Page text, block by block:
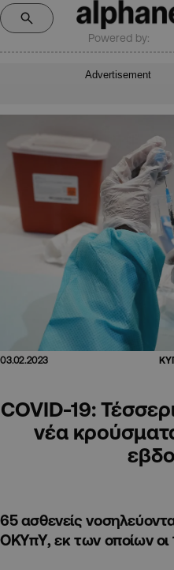
Powered by:
Advertisement
03.02.2023
COVID-19:
νέα
65 ασθενείς
ΟΚΥπΥ, εκ των οποίων